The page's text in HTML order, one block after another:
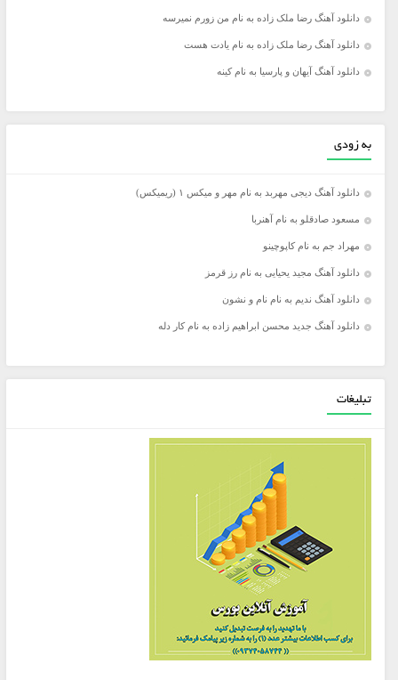
دانلود آهنگ رضا ملک زاده به نام من زورم نمیرسه
دانلود آهنگ رضا ملک زاده به نام یادت هست
دانلود آهنگ آیهان و پارسیا به نام کینه
به زودی
دانلود آهنگ دیجی مهربد به نام مهر و میکس ۱ (ریمیکس)
مسعود صادقلو به نام آهنربا
مهراد جم به نام کاپوچینو
دانلود آهنگ مجید یحیایی به نام رز قرمز
دانلود آهنگ ندیم به نام نام و نشون
دانلود آهنگ جدید محسن ابراهیم زاده به نام کار دله
تبلیغات